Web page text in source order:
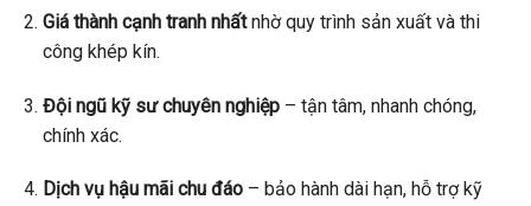
Giá thành cạnh tranh nhấtnhờ quy trình sản xuất và thi
công khép kín.
Đội ngũ kỹ sư chuyên nghiệp– tận tâm, nhanh chóng,
chính xác.
Dịch vụ hậu mãi chu đáo– bảo hành dài hạn, hỗ trợ kỹ